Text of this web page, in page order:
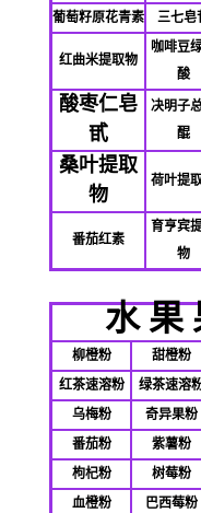
葡萄籽原花青素
三七皂
红曲米提取物
咖啡豆
酸
酸枣仁皂
甙
决明子
醌
桑叶提取
物
荷叶提
番茄红素
育亨宾
物
水果
柳橙粉 甜橙粉
红茶速溶粉
绿茶速溶
乌梅粉
奇异果粉
番茄粉
紫薯粉
枸杞粉
树莓粉
血橙粉
巴西莓粉